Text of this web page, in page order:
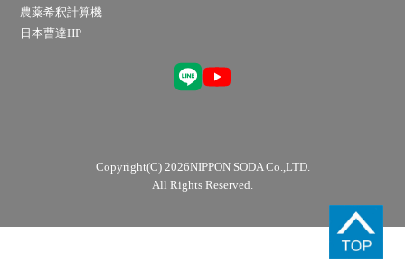
農薬希釈計算機
日本曹達HP
Copyright(C) 2026NIPPON SODA Co.,LTD.
All Rights Reserved.